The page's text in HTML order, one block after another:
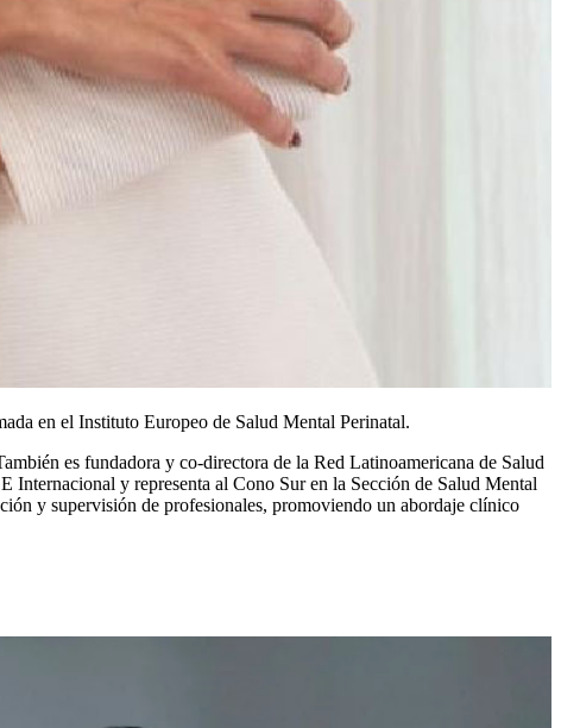
en el Instituto Europeo de Salud Mental Perinatal.
es fundadora y co-directora de la Red Latinoamericana de Salud
y representa al Cono Sur en la Sección de Salud Mental
y supervisión de profesionales, promoviendo un abordaje clínico